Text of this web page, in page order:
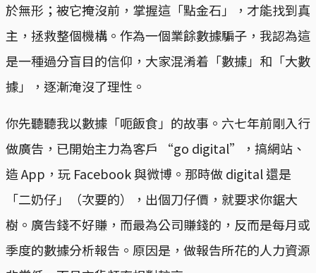
於無形；被它掩沒前，掌握這「點金石」，才能找到真
主，拯救整個機構。作為一個業餘數據騙子，我認為這
是一種過分盲目的信仰，大家混淆着「數據」和「大數
據」，逐漸淹沒了理性。
你先聽聽我以數據「呃飯食」的故事。六七年前剛入行
做廣告，已開始主力為客戶 “go digital”，搞網站、
造 App，玩 Facebook 與微博。那時做 digital 還是
「二奶仔」（次要的），出個刀仔價，就要求你鋸大
樹。廣告錢不好賺，而最為公司賺錢的，反而是每月或
季度的數據分析報告。原因是，做報告所花的人力資源